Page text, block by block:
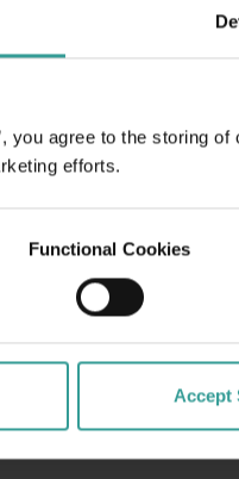
you agree to the storing
efforts.
Functional Cookies
Accept
und
Natur-
machen